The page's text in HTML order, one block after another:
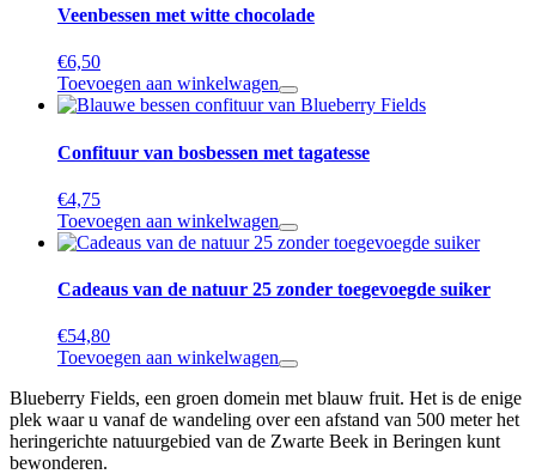
Veenbessen met witte chocolade
€6,50
Toevoegen aan winkelwagen
Confituur van bosbessen met tagatesse
€4,75
Toevoegen aan winkelwagen
Cadeaus van de natuur 25 zonder toegevoegde suiker
€54,80
Toevoegen aan winkelwagen
Blueberry Fields, een groen domein met blauw fruit. Het is de enige
plek waar u vanaf de wandeling over een afstand van 500 meter het
heringerichte natuurgebied van de Zwarte Beek in Beringen kunt
bewonderen.